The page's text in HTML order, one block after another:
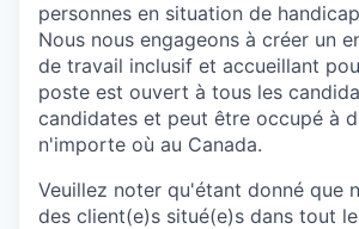
personnes en situation de
Nous nous engageons à créer un
de travail inclusif et accueillant
poste est ouvert à tous les
candidates et peut être occupé à
n'importe où au Canada.
Veuillez noter qu'étant donné que
des client(e)s situé(e)s dans tout